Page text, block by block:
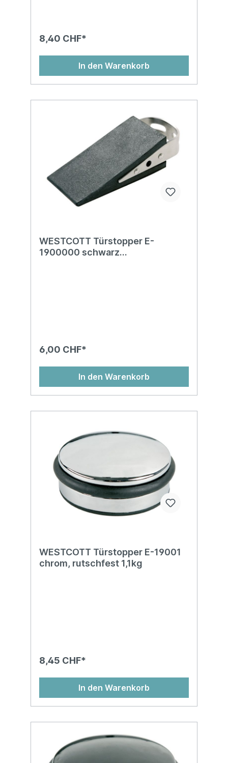
8,40 CHF*
In den Warenkorb
WESTCOTT Türstopper E-
1900000 schwarz
6,00 CHF*
In den Warenkorb
WESTCOTT Türstopper E-19001
chrom, rutschfest 1,1kg
8,45 CHF*
In den Warenkorb